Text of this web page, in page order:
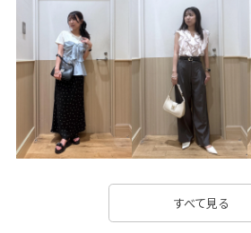
26officecasual
UVケア VIS_2026SS_POLO2
vis_26ss_summertops
vis_okazakisae_may Wbag_pickup
きれいに見える さらっとした肌触り
ウエストマーク
オフィスカジュアル カジュアル
すべて見る